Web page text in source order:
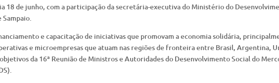
18 de junho, com a participação da secretária-executiva do Ministério do
e capacitação de iniciativas que promovam a economia solidária,
e microempresas que atuam nas regiões de fronteira entre Brasil, Argentina,
da 16ª Reunião de Ministros e Autoridades do Desenvolvimento Social do